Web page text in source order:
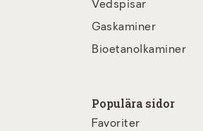
Vedspisar
Gaskaminer
Bioetanolkaminer
Populära sidor
Favoriter